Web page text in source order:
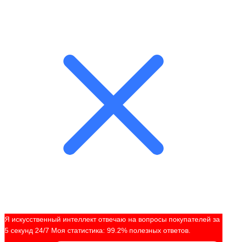
Я искусственный интеллект отвечаю на вопросы покупателей за
5 секунд 24/7 Моя статистика: 99.2% полезных ответов.